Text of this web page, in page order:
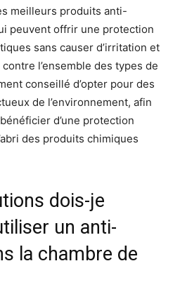
meilleurs produits anti-
peuvent offrir une protection
sans causer d’irritation et
l’ensemble des types de
conseillé d’opter pour des
de l’environnement, afin
d’une protection
des produits chimiques
dois-je
un anti-
la chambre de